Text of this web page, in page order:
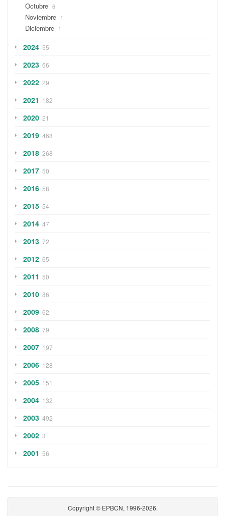
Octubre 6
Noviembre 1
Diciembre 1
2024 55
2023 66
2022 29
2021 182
2020 21
2019 468
2018 268
2017 50
2016 58
2015 54
2014 47
2013 72
2012 65
2011 50
2010 86
2009 62
2008 79
2007 197
2006 128
2005 151
2004 132
2003 492
2002 3
2001 56
Copyright © EPBCN, 1996-2026.